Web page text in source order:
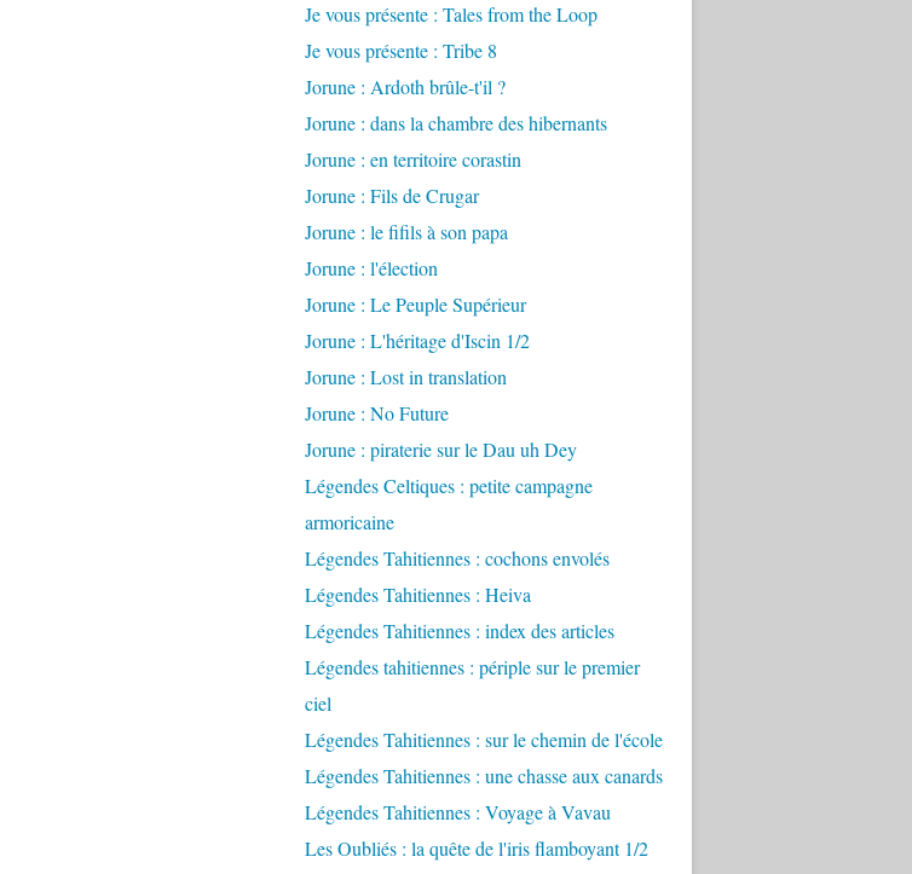
Je vous présente : Tales from the Loop
Je vous présente : Tribe 8
Jorune : Ardoth brûle-t'il ?
Jorune : dans la chambre des hibernants
Jorune : en territoire corastin
Jorune : Fils de Crugar
Jorune : le fifils à son papa
Jorune : l'élection
Jorune : Le Peuple Supérieur
Jorune : L'héritage d'Iscin 1/2
Jorune : Lost in translation
Jorune : No Future
Jorune : piraterie sur le Dau uh Dey
Légendes Celtiques : petite campagne
armoricaine
Légendes Tahitiennes : cochons envolés
Légendes Tahitiennes : Heiva
Légendes Tahitiennes : index des articles
Légendes tahitiennes : périple sur le premier
ciel
Légendes Tahitiennes : sur le chemin de l'école
Légendes Tahitiennes : une chasse aux canards
Légendes Tahitiennes : Voyage à Vavau
Les Oubliés : la quête de l'iris flamboyant 1/2